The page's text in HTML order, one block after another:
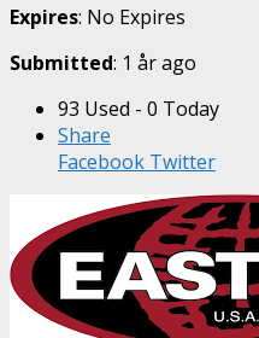
Expires: No Expires
Submitted: 1 år ago
93 Used - 0 Today
Share
Facebook Twitter